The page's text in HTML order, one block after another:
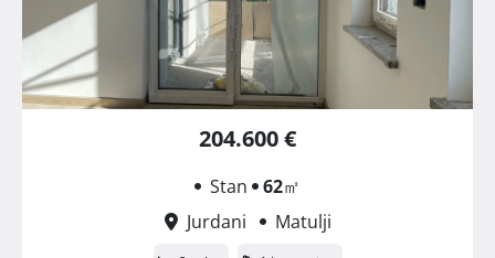
204.600 €
Stan 62㎡
Jurdani
Matulji